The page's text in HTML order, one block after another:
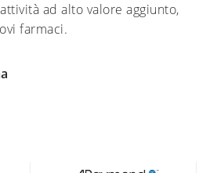
ad alto valore aggiunto,
farmaci.